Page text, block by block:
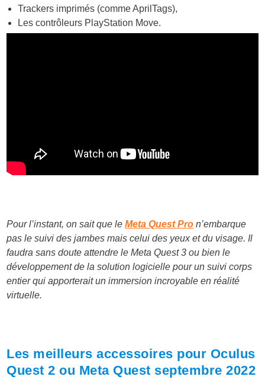
Trackers imprimés (comme AprilTags),
Les contrôleurs PlayStation Move.
Pour l’instant, on sait que leMeta Quest Pro n’embarque
pas le suivi des jambes mais celui des yeux et du visage. Il
faudra sans doute attendre le Meta Quest 3 ou bien le
développement de la solution logicielle pour un suivi corps
entier qui apporterait un immersion incroyable en réalité
virtuelle.
Les meilleurs accessoires pour Oculus
Quest 2 ou Meta Quest septembre 2022